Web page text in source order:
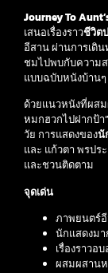
Journey To
เสนอเรื่องราวชีวิต
อีสาน ผ่านการเดิ
ชมไปพบกับความส
แบบฉบับหนังบ้าน
ด้วยแนวหนังที่ผส
หมกฮวกไปฝากป้า
วัย การแสดงของนั
และ แก้วตา พรปร
และชวนติดตาม
จุดเด่น
ภาพยนตร์
นักแสดงมา
เรื่องราวอ
ผสมผสาน